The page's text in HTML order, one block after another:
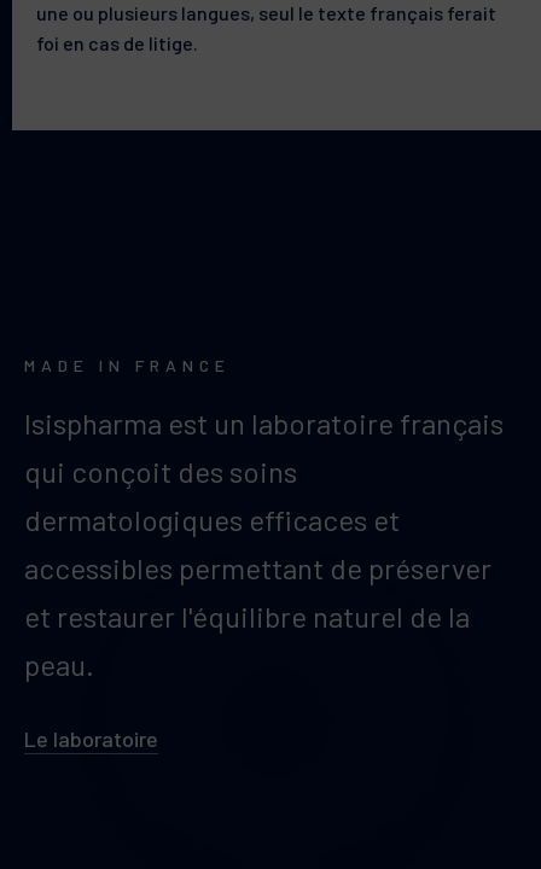
une ou plusieurs langues, seul le texte français ferait
foi en cas de litige.
MADE IN FRANCE
Isispharma est un laboratoire français
qui conçoit des soins
dermatologiques efficaces et
accessibles permettant de préserver
et restaurer l'équilibre naturel de la
peau.
Le laboratoire